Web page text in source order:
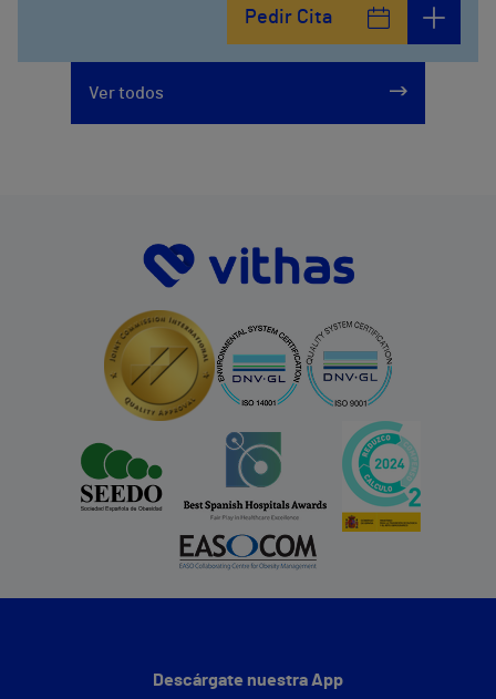
Pedir Cita
Ver todos
Descárgate nuestra App